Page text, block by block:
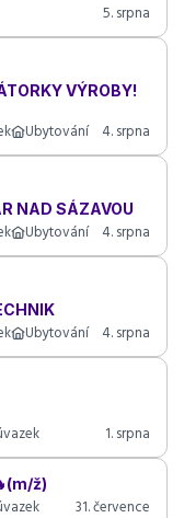
5. srpna
VÝROBY!
Ubytování 4. srpna
NAD SÁZAVOU
Ubytování 4. srpna
Ubytování 4. srpna
1. srpna
ž)
31. července